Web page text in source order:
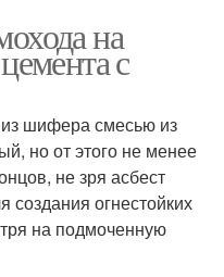
на
с
шифера смесью из
но от этого не менее
не зря асбест
создания огнестойких
на подмоченную